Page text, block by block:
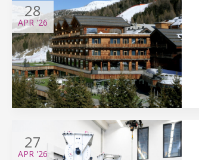
28
APR'26
27
APR '26